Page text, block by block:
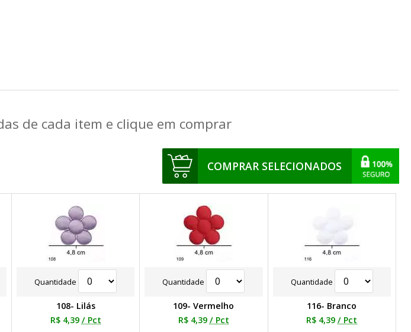
de cada item e clique em comprar
COMPRAR SELECIONADOS
Quantidade
108- Lilás
R$ 4,39 / Pct
Quantidade
109- Vermelho
R$ 4,39 / Pct
Quantidade
116- Branco
R$ 4,39 / Pct